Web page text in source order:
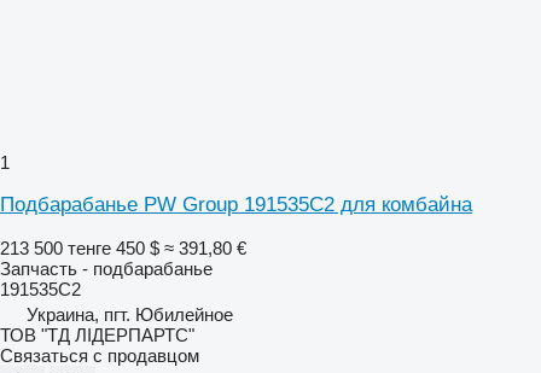
1
Подбарабанье PW Group 191535C2 для комбайна
213 500 тенге 450 $ ≈ 391,80 €
Запчасть - подбарабанье
191535C2
Украина, пгт. Юбилейное
ТОВ "ТД ЛІДЕРПАРТС"
Связаться с продавцом